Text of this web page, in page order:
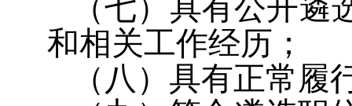
（七）具有公开
和相关工作经历；
（八）具有正常